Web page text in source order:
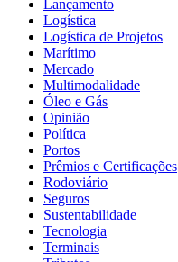
Lançamento
Logística
Logística de Projetos
Marítimo
Mercado
Multimodalidade
Óleo e Gás
Opinião
Política
Portos
Prêmios e Certificações
Rodoviário
Seguros
Sustentabilidade
Tecnologia
Terminais